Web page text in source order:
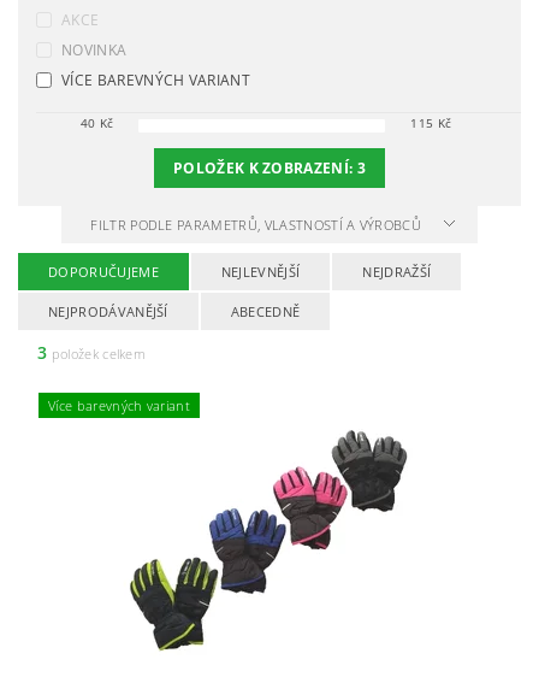
AKCE
NOVINKA
VÍCE BAREVNÝCH VARIANT
40 Kč 115 Kč
POLOŽEK K ZOBRAZENÍ: 3
FILTR PODLE PARAMETRŮ, VLASTNOSTÍ A VÝROBCŮ
DOPORUČUJEME NEJLEVNĚJŠÍ NEJDRAŽŠÍ
NEJPRODÁVANĚJŠÍ ABECEDNĚ
3 položek celkem
Více barevných variant